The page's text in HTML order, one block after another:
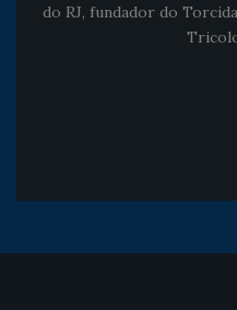
do RJ, fundador do